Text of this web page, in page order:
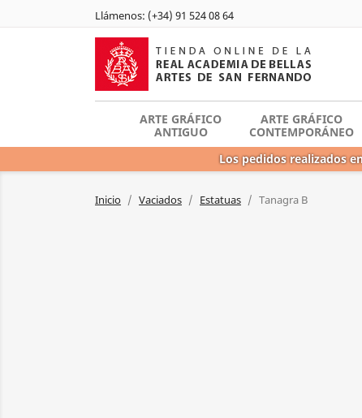
Llámenos: (+34) 91 524 08 64
ARTE GRÁFICO
ANTIGUO
ARTE GRÁFICO
CONTEMPORÁNEO
Los pedidos realizados
Inicio Vaciados Estatuas Tanagra B